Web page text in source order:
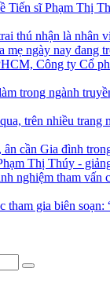
Tiến sĩ Phạm Thị
thú nhận là nhân
mẹ ngày nay đang
Công ty Cổ
trong ngành
trên nhiều trang
cần Gia đình
Thị Thúy -
nghiệm tham vấn
tham gia biên soạn: